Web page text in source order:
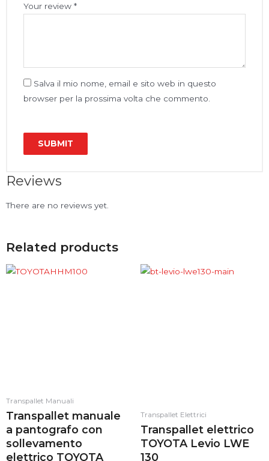
Reviews
There are no reviews yet.
Your review*
Salva il mio nome, email e sito web in questo
browser per la prossima volta che commento.
Related products
Transpallet Manuali
Transpallet manuale
a pantografo con
sollevamento
elettrico TOYOTA
Transpallet Elettrici
Transpallet elettrico
TOYOTA Levio LWE
130